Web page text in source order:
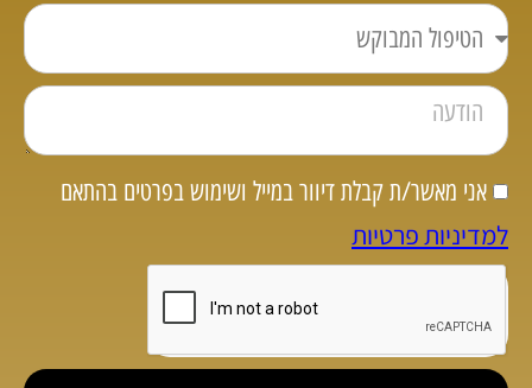
אני מאשר/ת קבלת דיוור במייל ושימוש בפרטים בהתאם
למדיניות פרטיות